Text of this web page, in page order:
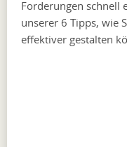
Forderungen schnell
unserer 6 Tipps, wie
effektiver gestalten